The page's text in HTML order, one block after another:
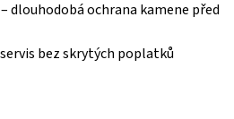
dlouhodobá ochrana kamene před
bez skrytých poplatků